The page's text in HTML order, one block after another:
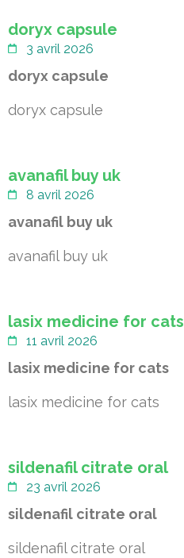
doryx capsule
3 avril 2026
doryx capsule
doryx capsule
avanafil buy uk
8 avril 2026
avanafil buy uk
avanafil buy uk
lasix medicine for cats
11 avril 2026
lasix medicine for cats
lasix medicine for cats
sildenafil citrate oral
23 avril 2026
sildenafil citrate oral
sildenafil citrate oral